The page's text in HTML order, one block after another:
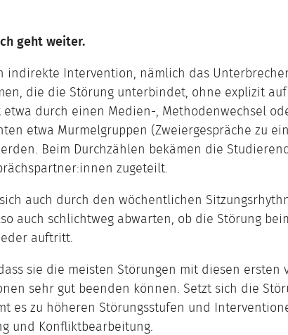
geht weiter.
indirekte Intervention, nämlich das
die die Störung unterbindet, ohne explizit
etwa durch einen Medien-, Methodenwechsel
etwa Murmelgruppen (Zweiergespräche zu
Beim Durchzählen bekämen die
zugeteilt.
auch durch den wöchentlichen
auch schlichtweg abwarten, ob die Störung
auftritt.
sie die meisten Störungen mit diesen ersten
sehr gut beenden können. Setzt sich die
es zu höheren Störungsstufen und
und Konfliktbearbeitung.